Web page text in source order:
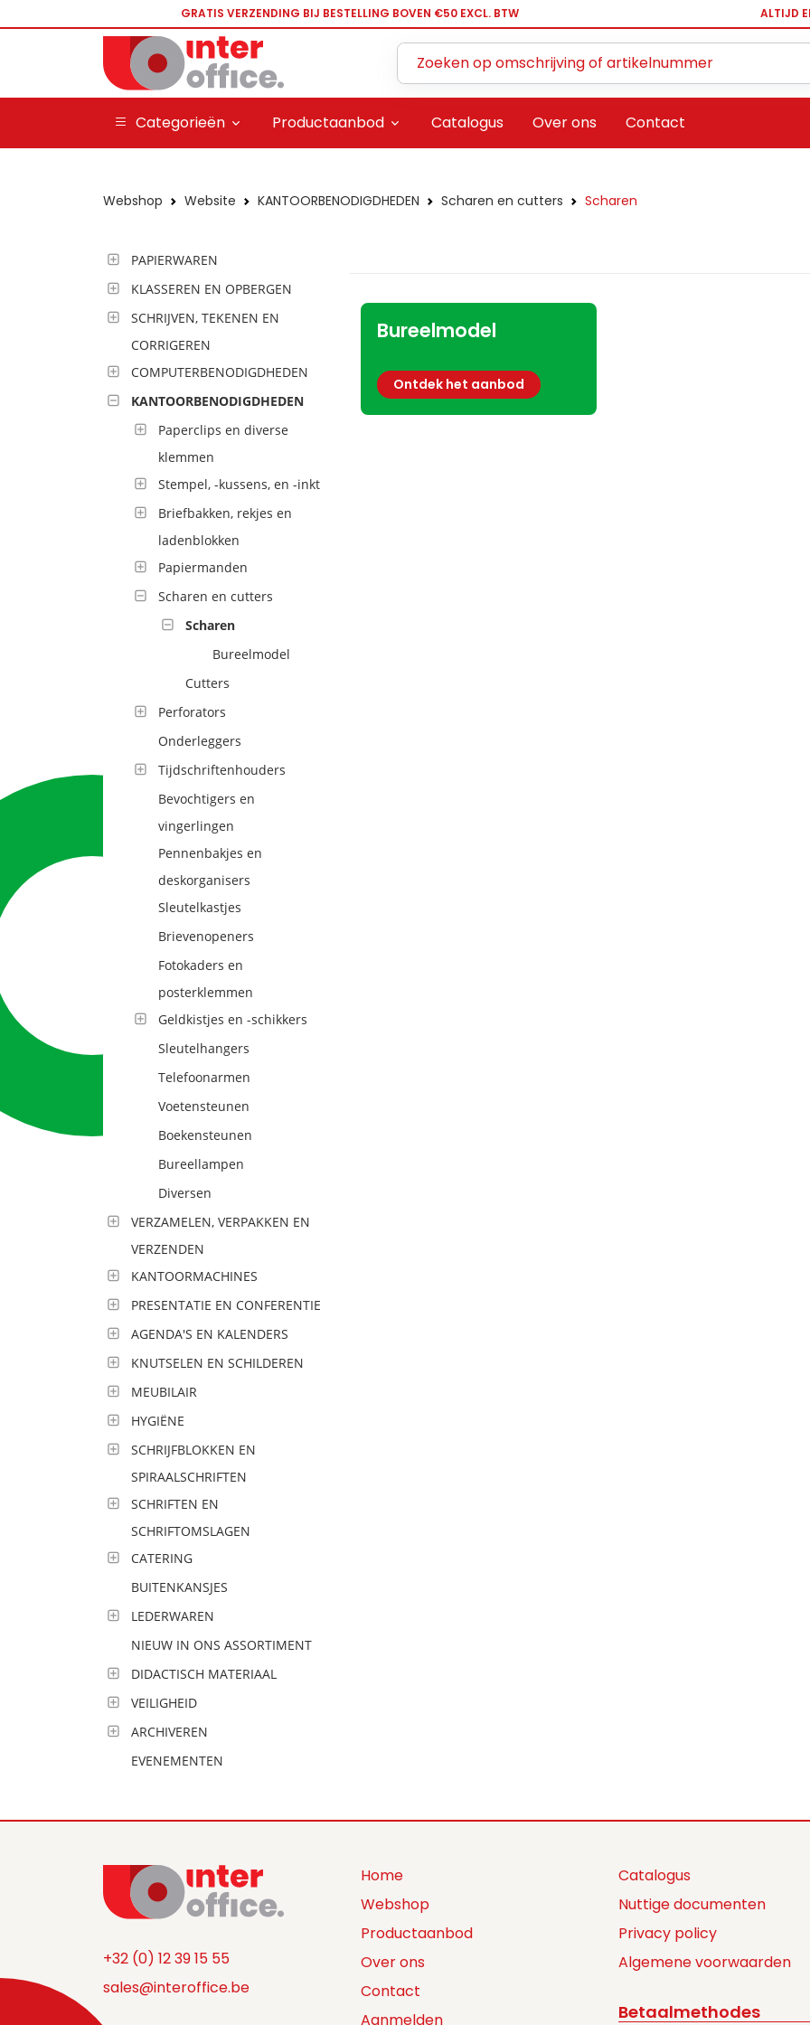
GRATIS VERZENDING BIJ BESTELLING BOVEN €50 EXCL. BTW ALTIJD
Categorieën Productaanbod Catalogus Over ons Contact
Webshop Website KANTOORBENODIGDHEDEN Scharen en cutters Scharen
PAPIERWAREN
KLASSEREN EN OPBERGEN
SCHRIJVEN, TEKENEN EN
CORRIGEREN
COMPUTERBENODIGDHEDEN
KANTOORBENODIGDHEDEN
Paperclips en diverse
klemmen
Stempel, -kussens, en -inkt
Briefbakken, rekjes en
ladenblokken
Papiermanden
Scharen en cutters
Scharen
Bureelmodel
Cutters
Perforators
Onderleggers
Tijdschriftenhouders
Bevochtigers en
vingerlingen
Pennenbakjes en
deskorganisers
Sleutelkastjes
Brievenopeners
Fotokaders en
posterklemmen
Geldkistjes en -schikkers
Sleutelhangers
Telefoonarmen
Voetensteunen
Boekensteunen
Bureellampen
Diversen
VERZAMELEN, VERPAKKEN EN
VERZENDEN
KANTOORMACHINES
PRESENTATIE EN CONFERENTIE
AGENDA'S EN KALENDERS
KNUTSELEN EN SCHILDEREN
MEUBILAIR
HYGIËNE
SCHRIJFBLOKKEN EN
SPIRAALSCHRIFTEN
SCHRIFTEN EN
SCHRIFTOMSLAGEN
CATERING
BUITENKANSJES
LEDERWAREN
NIEUW IN ONS ASSORTIMENT
DIDACTISCH MATERIAAL
VEILIGHEID
ARCHIVEREN
EVENEMENTEN
Bureelmodel
Ontdek het aanbod
+32 (0) 12 39 15 55
sales@interoffice.be
Home
Webshop
Productaanbod
Over ons
Contact
Aanmelden
Catalogus
Nuttige documenten
Privacy policy
Algemene voorwaarden
Betaalmethodes